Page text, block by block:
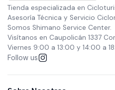
Tienda especializada en
Asesoría Técnica y Servicio
Somos Shimano Service Center.
Visítanos en Caupolicán 1337
Viernes 9:00 a 13:00 y 14:00 a
Follow us